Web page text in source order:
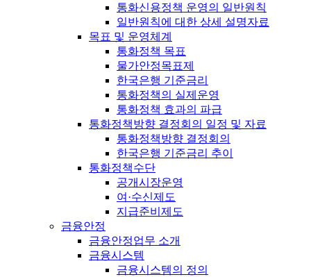
통화신용정책 운영의 일반원칙
일반원칙에 대한 상세 설명자료
목표 및 운영체계
통화정책 목표
물가안정목표제
한국은행 기준금리
통화정책의 실제운영
통화정책 효과의 파급
통화정책방향 결정회의 일정 및 자료
통화정책방향 결정회의
한국은행 기준금리 추이
통화정책수단
공개시장운영
여·수신제도
지급준비제도
금융안정
금융안정업무 소개
금융시스템
금융시스템의 정의